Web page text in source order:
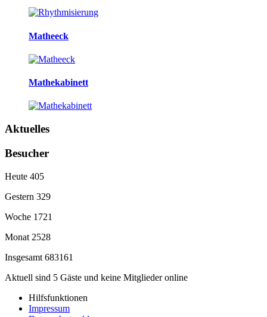
Matheeck
Mathekabinett
Aktuelles
Besucher
Heute 405
Gestern 329
Woche 1721
Monat 2528
Insgesamt 683161
Aktuell sind 5 Gäste und keine Mitglieder online
Hilfsfunktionen
Impressum